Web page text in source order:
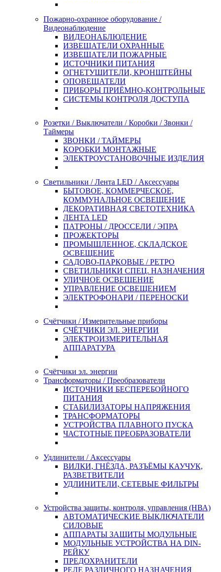
Пожарно-охранное оборудование /
Видеонаблюдение
ВИДЕОНАБЛЮДЕНИЕ
ИЗВЕЩАТЕЛИ ОХРАННЫЕ
ИЗВЕЩАТЕЛИ ПОЖАРНЫЕ
ИСТОЧНИКИ ПИТАНИЯ
ОГНЕТУШИТЕЛИ, КРОНШТЕЙНЫ
ОПОВЕЩАТЕЛИ
ПРИБОРЫ ПРИЁМНО-КОНТРОЛЬНЫЕ
СИСТЕМЫ КОНТРОЛЯ ДОСТУПА
Розетки / Выключатели / Коробки / Звонки /
Таймеры
ЗВОНКИ / ТАЙМЕРЫ
КОРОБКИ МОНТАЖНЫЕ
ЭЛЕКТРОУСТАНОВОЧНЫЕ ИЗДЕЛИЯ
Светильники / Лента LED / Аксессуары
БЫТОВОЕ, КОММЕРЧЕСКОЕ,
КОММУНАЛЬНОЕ ОСВЕЩЕНИЕ
ДЕКОРАТИВНАЯ СВЕТОТЕХНИКА
ЛЕНТА LED
ПАТРОНЫ / ДРОССЕЛИ / ЭПРА
ПРОЖЕКТОРЫ
ПРОМЫШЛЕННОЕ, СКЛАДСКОЕ
ОСВЕЩЕНИЕ
САДОВО-ПАРКОВЫЕ / РЕТРО
СВЕТИЛЬНИКИ СПЕЦ. НАЗНАЧЕНИЯ
УЛИЧНОЕ ОСВЕЩЕНИЕ
УПРАВЛЕНИЕ ОСВЕЩЕНИЕМ
ЭЛЕКТРОФОНАРИ / ПЕРЕНОСКИ
Счётчики / Измерительные приборы
СЧЁТЧИКИ ЭЛ. ЭНЕРГИИ
ЭЛЕКТРОИЗМЕРИТЕЛЬНАЯ
АППАРАТУРА
Счётчики эл. энергии
Трансформаторы / Преобразователи
ИСТОЧНИКИ БЕСПЕРЕБОЙНОГО
ПИТАНИЯ
СТАБИЛИЗАТОРЫ НАПРЯЖЕНИЯ
ТРАНСФОРМАТОРЫ
УСТРОЙСТВА ПЛАВНОГО ПУСКА
ЧАСТОТНЫЕ ПРЕОБРАЗОВАТЕЛИ
Удлинители / Аксессуары
ВИЛКИ, ГНЁЗДА, РАЗЪЁМЫ КАУЧУК,
РАЗВЕТВИТЕЛИ
УДЛИНИТЕЛИ, СЕТЕВЫЕ ФИЛЬТРЫ
Устройства защиты, контроля, управления (НВА)
АВТОМАТИЧЕСКИЕ ВЫКЛЮЧАТЕЛИ
СИЛОВЫЕ
АППАРАТЫ ЗАЩИТЫ МОДУЛЬНЫЕ
МОДУЛЬНЫЕ УСТРОЙСТВА НА DIN-
РЕЙКУ
ПРЕДОХРАНИТЕЛИ
РЕЛЕ РАЗЛИЧНОГО НАЗНАЧЕНИЯ